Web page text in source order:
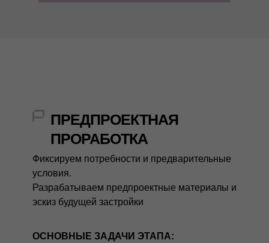
ПРЕДПРОЕКТНАЯ
ПРОРАБОТКА
Фиксируем потребности и предварительные
условия.
Разрабатываем предпроектные материалы и
эскиз будущей застройки
ОСНОВНЫЕ ЗАДАЧИ ЭТАПА: